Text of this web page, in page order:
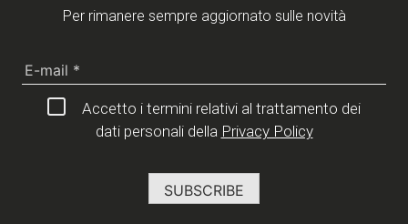
Per rimanere sempre aggiornato sulle novità
Accetto i termini relativi al trattamento dei
dati personali della Privacy Policy